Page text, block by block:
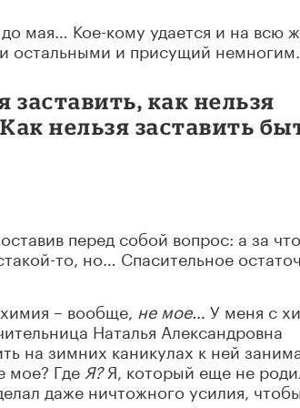
мая… Кое-кому удается и на всю
остальными и присущий немногим.
заставить, как нельзя
нельзя заставить
перед собой вопрос: а за
то, но… Спасительное
– вообще, не мое… У меня с
Наталья Александровна
на зимних каникулах к ней
мое? Где Я?Я, который еще не
даже ничтожного усилия,